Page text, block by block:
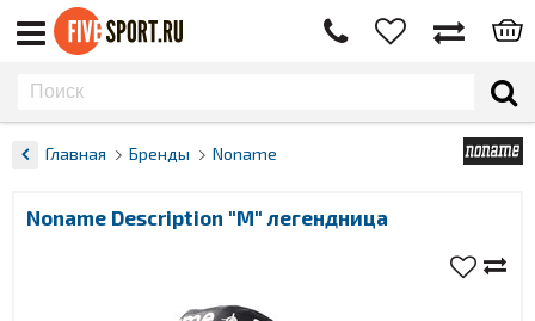
Главная Бренды Noname
Noname Description "M" легендница